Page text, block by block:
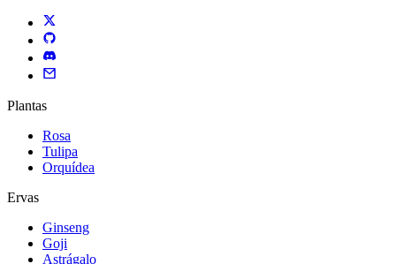
Plantas
Rosa
Tulipa
Orquídea
Ervas
Ginseng
Goji
Astrágalo